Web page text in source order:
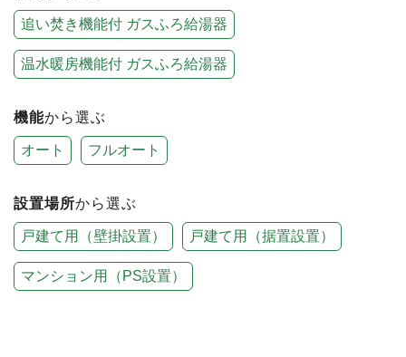
追い焚き機能付 ガスふろ給湯器
温水暖房機能付 ガスふろ給湯器
機能から選ぶ
オート フルオート
設置場所から選ぶ
戸建て用（壁掛設置） 戸建て用（据置設置）
マンション用（PS設置）